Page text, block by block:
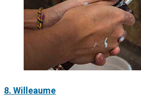
8. Willeaume